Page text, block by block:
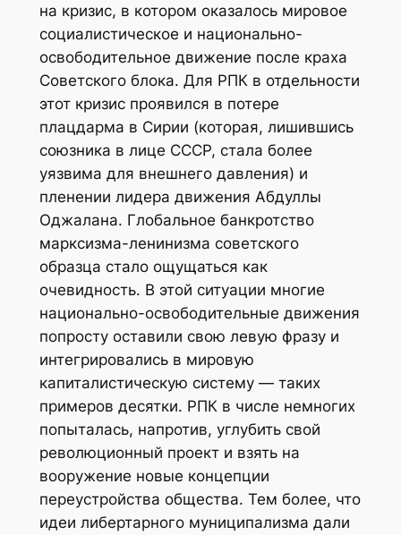
на кризис, в котором оказалось мировое
социалистическое и национально-
освободительное движение после краха
Советского блока. Для РПК в отдельности
этот кризис проявился в потере
плацдарма в Сирии (которая, лишившись
союзника в лице СССР, стала более
уязвима для внешнего давления) и
пленении лидера движения Абдуллы
Оджалана. Глобальное банкротство
марксизма-ленинизма советского
образца стало ощущаться как
очевидность. В этой ситуации многие
национально-освободительные движения
попросту оставили свою левую фразу и
интегрировались в мировую
капиталистическую систему — таких
примеров десятки. РПК в числе немногих
попыталась, напротив, углубить свой
революционный проект и взять на
вооружение новые концепции
переустройства общества. Тем более, что
идеи либертарного муниципализма дали